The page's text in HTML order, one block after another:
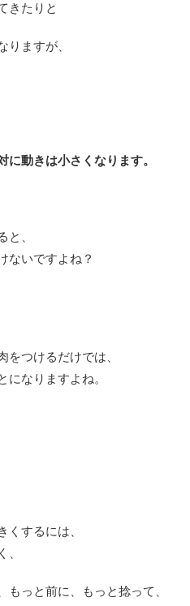
きたりと
りますが、
に動きは小さくなります。
と、
ないですよね？
をつけるだけでは、
になりますよね。
くするには、
、
もっと前に、もっと捻って、